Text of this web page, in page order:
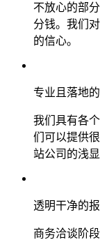
不放心的部
分钱。我们
的信心。
专业且落地
我们具有各
们可以提供
站公司的浅显
透明干净的
商务洽谈阶